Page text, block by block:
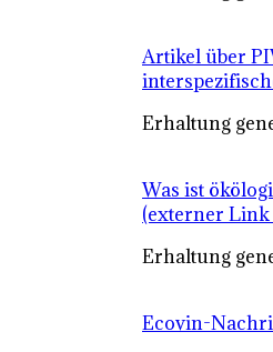
Artikel über
Erhaltung
Was ist
(externer Link
Erhaltung
Ecovin-